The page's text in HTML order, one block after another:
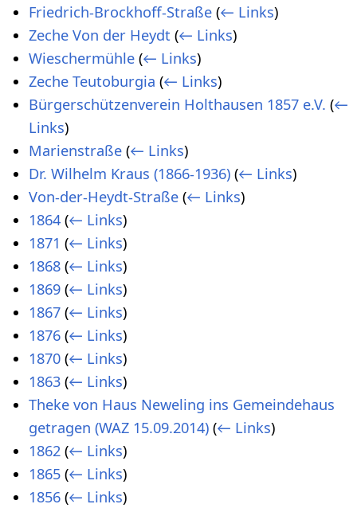
Friedrich-Brockhoff-Straße (← Links)
Zeche Von der Heydt (← Links)
Wieschermühle (← Links)
Zeche Teutoburgia (← Links)
Bürgerschützenverein Holthausen 1857 e.V. (←
Links)
Marienstraße (← Links)
Dr. Wilhelm Kraus (1866-1936) (← Links)
Von-der-Heydt-Straße (← Links)
1864 (← Links)
1871 (← Links)
1868 (← Links)
1869 (← Links)
1867 (← Links)
1876 (← Links)
1870 (← Links)
1863 (← Links)
Theke von Haus Neweling ins Gemeindehaus
getragen (WAZ 15.09.2014) (← Links)
1862 (← Links)
1865 (← Links)
1856 (← Links)